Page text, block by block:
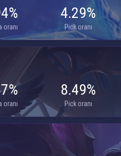
oranı
4.29%
Pick oranı
oranı
8.49%
Pick oranı